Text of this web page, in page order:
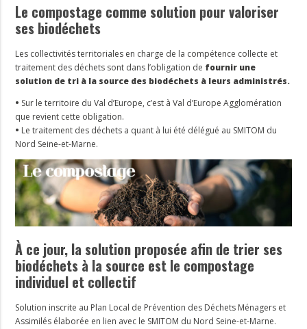
Le compostage comme solution pour valoriser
ses biodéchets
Les collectivités territoriales en charge de la compétence collecte et
traitement des déchets sont dans l’obligation de fournir une
solution de tri à la source des biodéchets à leurs administrés.
• Sur le territoire du Val d’Europe, c’est à Val d’Europe Agglomération
que revient cette obligation.
• Le traitement des déchets a quant à lui été délégué au SMITOM du
Nord Seine-et-Marne.
À ce jour, la solution proposée afin de trier ses
biodéchets à la source est le compostage
individuel et collectif
Solution inscrite au Plan Local de Prévention des Déchets Ménagers et
Assimilés élaborée en lien avec le SMITOM du Nord Seine-et-Marne.